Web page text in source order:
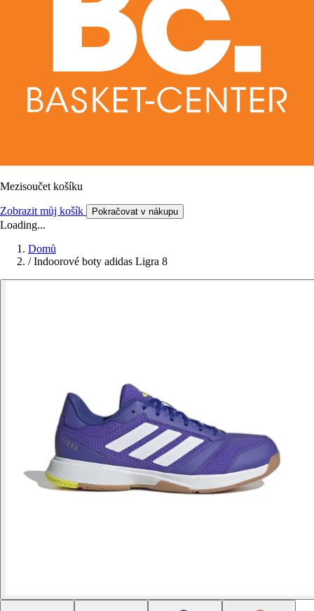
Mezisoučet košíku
Zobrazit můj košík Pokračovat v nákupu
Loading...
Domů
/ Indoorové boty adidas Ligra 8